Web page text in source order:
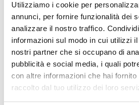
Utilizziamo i cookie per
annunci, per fornire funzionalità dei
analizzare il nostro traffico.
informazioni sul modo in cui utilizzi
nostri partner che si occupano di
pubblicità e social media, i quali
con altre informazioni che hai fornito
raccolto dal tuo utilizzo dei loro
🕒 Apertura: da marzo a inizio
mercoledì non festivo)
🕘 Orari visite guidate: 10:00,
16:30
🎫 Biglietto intero: 8 €